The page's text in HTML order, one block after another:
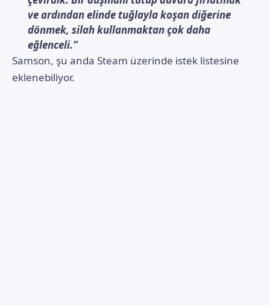
ve ardından elinde tuğlayla koşan diğerine
dönmek, silah kullanmaktan çok daha
eğlenceli.”
Samson, şu anda Steam üzerinde istek listesine
eklenebiliyor.